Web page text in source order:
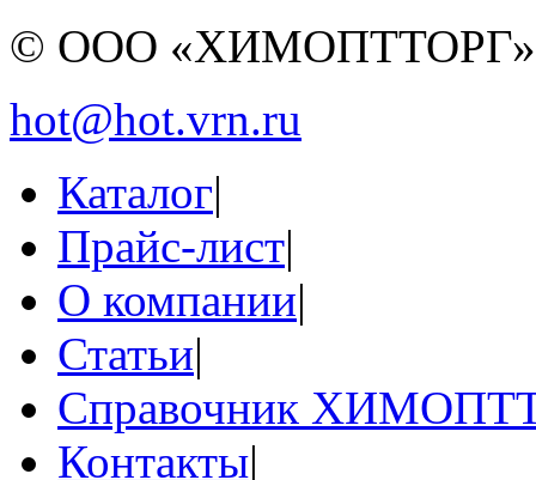
© ООО
hot@hot.vrn.ru
Каталог|
Прайс-лист|
О компании|
Статьи|
Справочник
Контакты|